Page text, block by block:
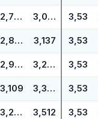
2,734 3,012 3,53
2,859 3,137 3,53
2,984 3,262 3,53
3,109 3,387 3,53
3,234 3,512 3,53